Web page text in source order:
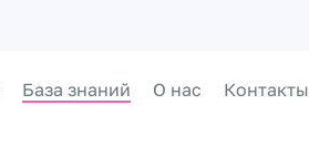
База знаний О нас Контакты